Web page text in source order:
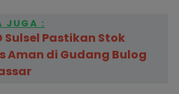
JUGA :
Sulsel Pastikan Stok
Aman di Gudang Bulog